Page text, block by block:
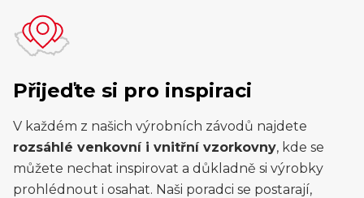
Přijeďte si pro inspiraci
V každém z našich výrobních závodů najdete
rozsáhlé venkovní i vnitřní vzorkovny, kde se
můžete nechat inspirovat a důkladně si výrobky
prohlédnout i osahat. Naši poradci se postarají,